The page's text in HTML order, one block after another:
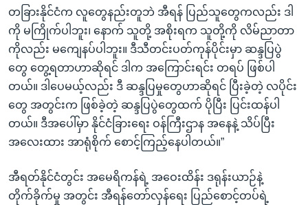
တခြားနိုင်ငံက လူတွေနည်းတူဘဲ အီရန် ပြည်သူတွေကလည်း ဒါ
ကို မကြိုက်ပါဘူး၊ နောက် သူတို့ အစိုးရက သူတို့ကို လိမ်ညာတာ
ကိုလည်း မကျေနပ်ပါဘူး။ ဒီသီတင်းပတ်ကုန်ပိုင်းမှာ ဆန္ဒပြပွဲ
တွေ တွေ့ရတာဟာဆိုရင် ဒါက အကြောင်းရင်း တရပ် ဖြစ်ပါ
တယ်။ ဒါပေမယ့်လည်း ဒီ ဆန္ဒပြမှုတွေဟာဆိုရင် ပြီးခဲ့တဲ့ လပိုင်း
တွေ အတွင်းက ဖြစ်ခဲ့တဲ့ ဆန္ဒပြပွဲတွေထက် ပိုပြီး ပြင်းထန်ပါ
တယ်။ ဒီအပေါ်မှာ နိုင်ငံခြားရေး ဝန်ကြီးဌာန အနေနဲ့ သိပ်ပြီး
အလေးထား အာရုံစိုက် စောင့်ကြည့်နေပါတယ်။”
အီရတ်နိုင်ငံတွင်း အမေရိကန်ရဲ့ အဝေးထိန်း ဒရုန်းယာဉ်နဲ့
တိုက်ခိုက်မှု အတွင်း အီရန်တော်လှန်ရေး ပြည်စောင့်တပ်ရဲ့